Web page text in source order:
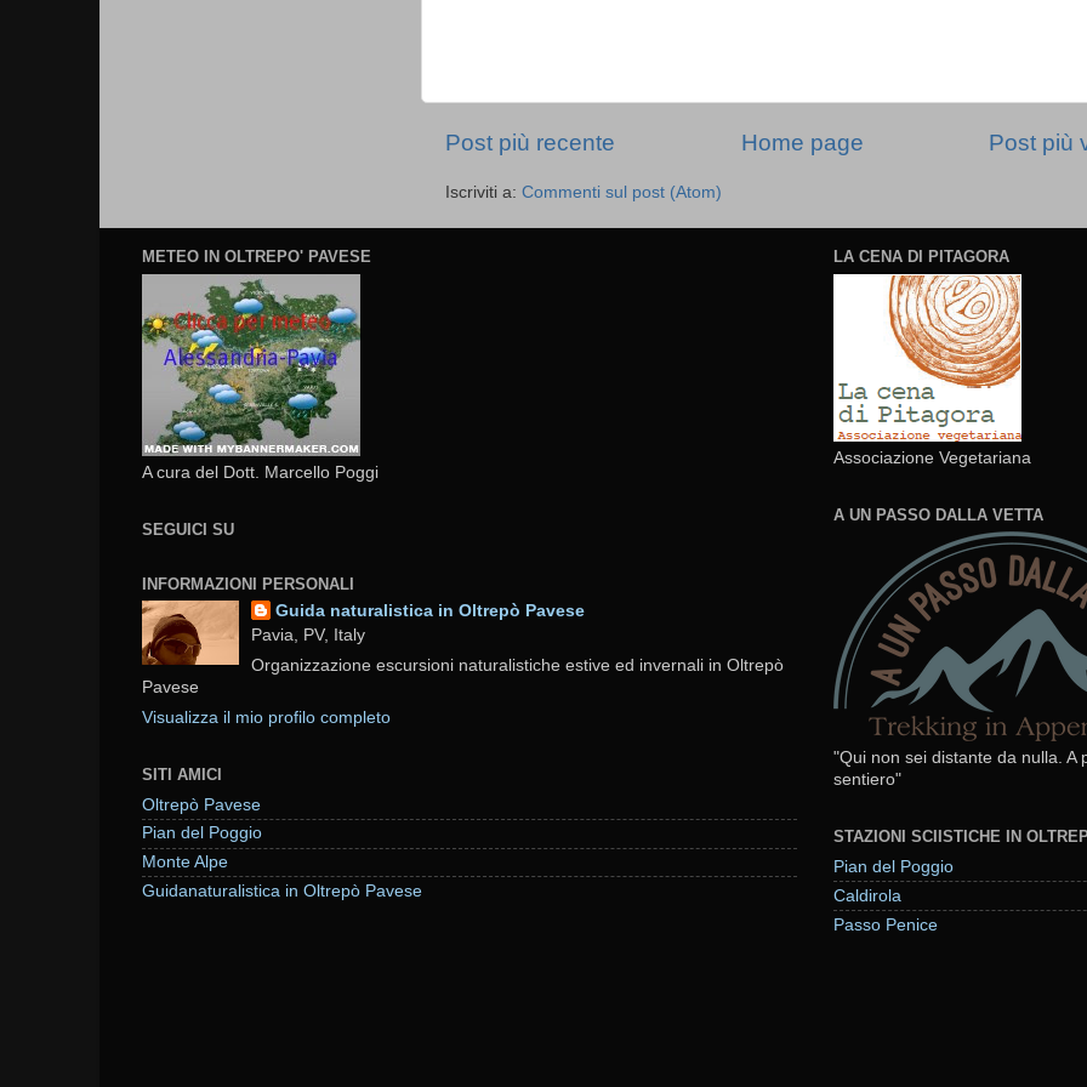
Post più recente Post più
Home page
Iscriviti a: Commenti sul post (Atom)
METEO IN OLTREPO' PAVESE
A cura del Dott. Marcello Poggi
SEGUICI SU
INFORMAZIONI PERSONALI
Guida naturalistica in Oltrepò Pavese
Pavia, PV, Italy
Organizzazione escursioni naturalistiche estive ed invernali in Oltrepò
Pavese
Visualizza il mio profilo completo
SITI AMICI
Oltrepò Pavese
Pian del Poggio
Monte Alpe
Guidanaturalistica in Oltrepò Pavese
LA CENA DI PITAGORA
Associazione Vegetariana
A UN PASSO DALLA VETTA
"Qui non sei distante da nulla. A
sentiero"
STAZIONI SCIISTICHE IN
Pian del Poggio
Caldirola
Passo Penice